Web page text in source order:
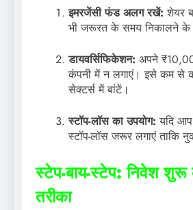
इमरजेंसी फंड अलग रखें: शेयर
भी जरूरत के समय निकालने के
डायवर्सिफिकेशन: अपने
कंपनी में न लगाएं। इसे कम से
सेक्टर्स में बांटें।
स्टॉप-लॉस का उपयोग: यदि
स्टॉप-लॉस जरूर लगाएं ताकि
स्टेप-बाय-स्टेप: निवेश
तरीका